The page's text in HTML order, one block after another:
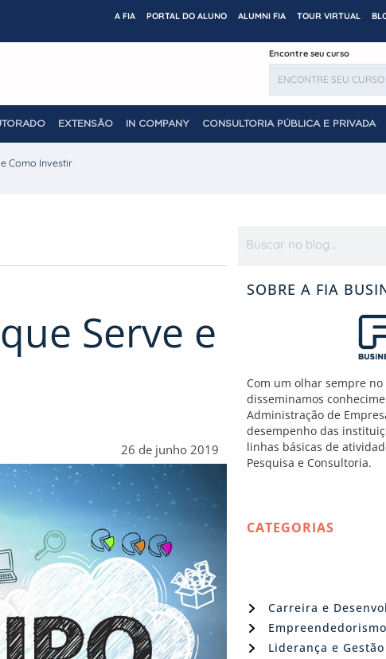
A FIA PORTAL DO ALUNO ALUMNI FIA TOUR VIRTUAL
Encontre seu curso
EXTENSÃO IN COMPANY CONSULTORIA PÚBLICA E PRIVADA
Como Investir
Serve e
26 de junho 2019
SOBRE A FIA
Com um olhar sempre
disseminamos
Administração de
desempenho das
linhas básicas de
Pesquisa e Consultoria.
CATEGORIAS
Carreira e
Liderança e Gestão